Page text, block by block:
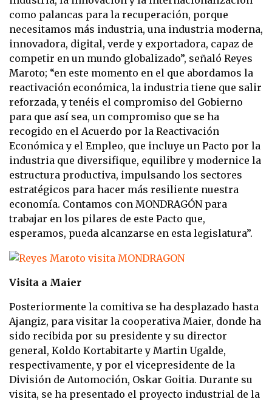
como palancas para la recuperación, porque
necesitamos más industria, una industria moderna,
innovadora, digital, verde y exportadora, capaz de
competir en un mundo globalizado”, señaló Reyes
Maroto; “en este momento en el que abordamos la
reactivación económica, la industria tiene que salir
reforzada, y tenéis el compromiso del Gobierno
para que así sea, un compromiso que se ha
recogido en el Acuerdo por la Reactivación
Económica y el Empleo, que incluye un Pacto por la
industria que diversifique, equilibre y modernice la
estructura productiva, impulsando los sectores
estratégicos para hacer más resiliente nuestra
economía. Contamos con MONDRAGÓN para
trabajar en los pilares de este Pacto que,
esperamos, pueda alcanzarse en esta legislatura”.
Visita a Maier
Posteriormente la comitiva se ha desplazado hasta
Ajangiz, para visitar la cooperativa Maier, donde ha
sido recibida por su presidente y su director
general, Koldo Kortabitarte y Martin Ugalde,
respectivamente, y por el vicepresidente de la
División de Automoción, Oskar Goitia. Durante su
visita, se ha presentado el proyecto industrial de la